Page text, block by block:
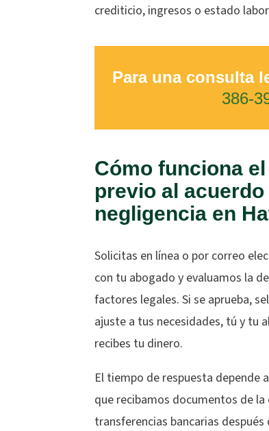
crediticio, ingresos o estado
Para una consulta
386-
Cómo funciona
previo al
negligencia en
Solicitas en línea o por correo
con tu abogado y evaluamos la
factores legales. Si se aprueba,
ajuste a tus necesidades, tú y tu
recibes tu dinero.
El tiempo de respuesta depende
que recibamos documentos de
transferencias bancarias